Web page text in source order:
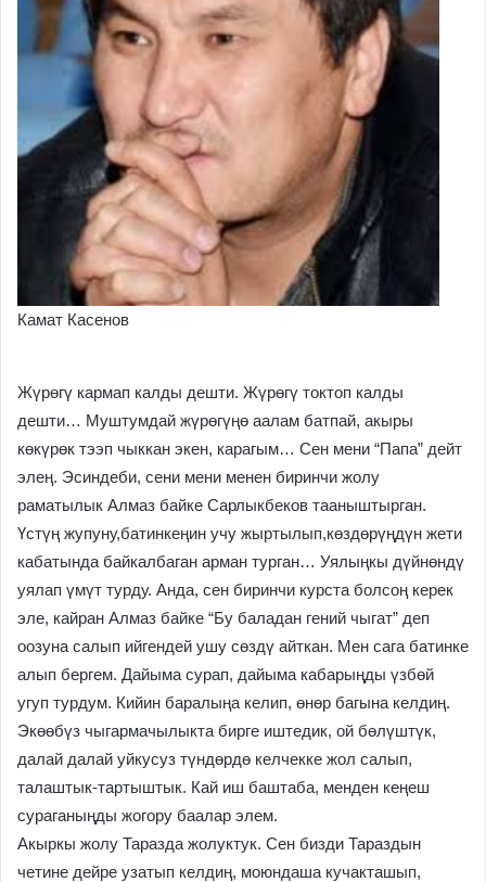
Камат Касенов
Жүрөгү кармап калды дешти. Жүрөгү токтоп калды
дешти… Муштумдай жүрөгүңө аалам батпай, акыры
көкүрөк тээп чыккан экен, карагым… Сен мени “Папа” дейт
элең. Эсиндеби, сени мени менен биринчи жолу
раматылык Алмаз байке Сарлыкбеков тааныштырган.
Үстүң жупуну,батинкеңин учу жыртылып,көздөрүңдүн жети
кабатында байкалбаган арман турган… Уялыңкы дүйнөндү
уялап үмүт турду. Анда, сен биринчи курста болсоң керек
эле, кайран Алмаз байке “Бу баладан гений чыгат” деп
оозуна салып ийгендей ушу сөздү айткан. Мен сага батинке
алып бергем. Дайыма сурап, дайыма кабарыңды үзбөй
угуп турдум. Кийин баралыңа келип, өнөр багына келдиң.
Экөөбүз чыгармачылыкта бирге иштедик, ой бөлүштүк,
далай далай уйкусуз түндөрдө келчекке жол салып,
талаштык-тартыштык. Кай иш баштаба, менден кеңеш
сураганыңды жогору баалар элем.
Акыркы жолу Таразда жолуктук. Сен бизди Тараздын
четине дейре узатып келдиң, моюндаша кучакташып,